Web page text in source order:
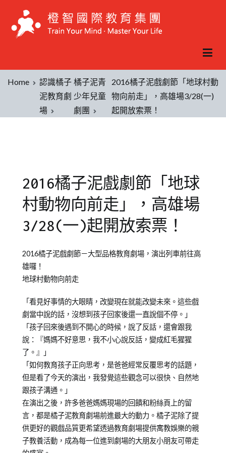
Home
認識橘子
泥教育劇
場
橘子泥青
少年兒童
劇團
2016橘子泥戲劇節「地球村動
物向前走」，高雄場3/28(一)
起開放索票！
2016橘子泥戲劇節「地球
村動物向前走」，高雄場
3/28(一)起開放索票！
Posted
on
2015-
07
Posted
in
橘
泥
青
少
年
兒
童
劇
團
2016橘子泥戲劇節－大型品格教育劇場，演出列車前往高
雄囉！
地球村動物向前走
「看見好事情的大眼睛，改變現在就能改變未來。這些戲
劇當中說的話，沒想到孩子回家後還一直說個不停。」
「孩子回來後遇到不開心的時候，說了反話，還會跟我
說：『媽媽不好意思，我不小心說反話，變成紅毛猩猩
了。』」
「如何教育孩子正向思考，是爸爸經常反覆思考的話題，
但是看了今天的演出，我發覺這些觀念可以很快、自然地
跟孩子溝通。」
在演出之後，許多爸爸媽媽現場的回饋和粉絲頁上的留
言，都是橘子泥教育劇場前進最大的動力。橘子泥除了提
供更好的觀戲品質更希望透過教育劇場提供寓教娛樂的親
子教養活動，成為每一位進到劇場的大朋友小朋友可帶走